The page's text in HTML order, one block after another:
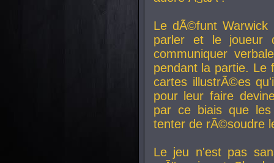
Le dÃ©funt Warwick
parler et le joueur
communiquer
pendant la partie. Le
cartes illustrÃ©es
pour leur faire
par ce biais que
tenter de rÃ©soudre
Le jeu n'est pas